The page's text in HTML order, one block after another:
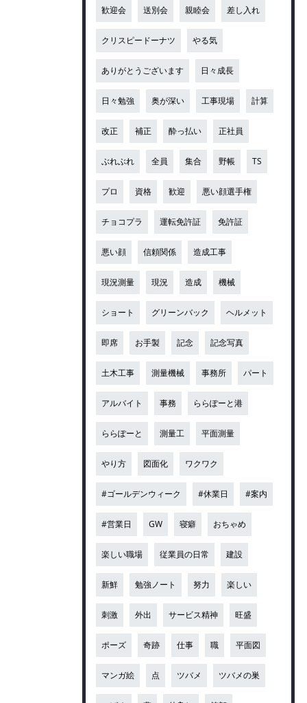
歓迎会 送別会 親睦会 差し入れ
クリスピードーナツ やる気
ありがとうございます 日々成長
日々勉強 奥が深い 工事現場 計算
改正 補正 酔っ払い 正社員
ぶれぶれ 全員 集合 野帳 TS
プロ 資格 歓迎 悪い顔選手権
チョコプラ 運転免許証 免許証
悪い顔 信頼関係 造成工事
現況測量 現況 造成 機械
ショート グリーンバック ヘルメット
即席 お手製 記念 記念写真
土木工事 測量機械 事務所 パート
アルバイト 事務 ららぽーと港
ららぽーと 測量工 平面測量
やり方 図面化 ワクワク
#ゴールデンウィーク #休業日 #案内
#営業日 GW 寝癖 おちゃめ
楽しい職場 従業員の日常 建設
新鮮 勉強ノート 努力 楽しい
刺激 外出 サービス精神 旺盛
ポーズ 奇跡 仕事 職 平面図
マンガ絵 点 ツバメ ツバメの巣